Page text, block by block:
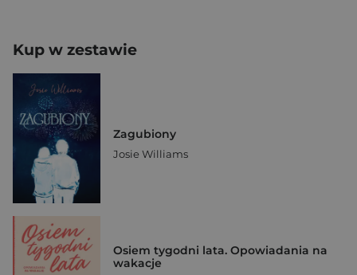
Kup w zestawie
Zagubiony
Josie Williams
Osiem tygodni lata. Opowiadania na
wakacje